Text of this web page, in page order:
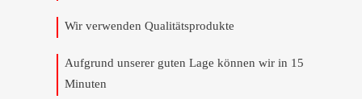
Wir verwenden Qualitätsprodukte
Aufgrund unserer guten Lage können wir in 15
Minuten